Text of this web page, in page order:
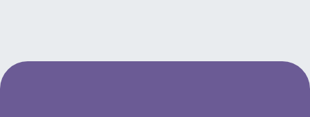
bahis sitesi